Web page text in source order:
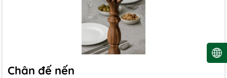
Chân đế nến